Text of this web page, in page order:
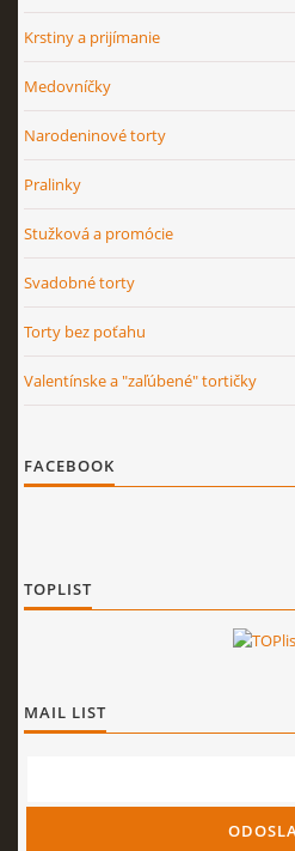
Krstiny a prijímanie
Medovníčky
Narodeninové torty
Pralinky
Stužková a promócie
Svadobné torty
Torty bez poťahu
Valentínske a "zaľúbené" tortičky
FACEBOOK
TOPLIST
MAIL LIST